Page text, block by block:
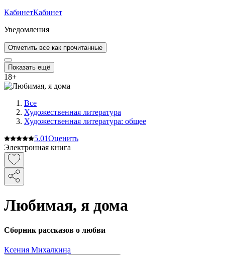
КабинетКабинет
Уведомления
Отметить все как прочитанные
Показать ещё
18+
Все
Художественная литература
Художественная литература: общее
5.01Оценить
Электронная книга
Любимая, я дома
Сборник рассказов о любви
Ксения Михалкина